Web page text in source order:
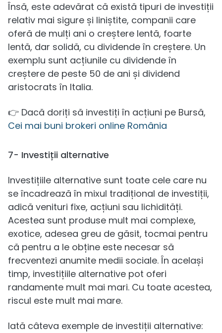
Însă, este adevărat că există tipuri de investiții
relativ mai sigure și liniștite, companii care
oferă de mulți ani o creștere lentă, foarte
lentă, dar solidă, cu dividende în creștere. Un
exemplu sunt acțiunile cu dividende în
creștere de peste 50 de ani și dividend
aristocrats în Italia.
👉 Dacă doriți să investiți în acțiuni pe Bursă,
Cei mai buni brokeri online România
7- Investiții alternative
Investițiile alternative sunt toate cele care nu
se încadrează în mixul tradițional de investiții,
adică venituri fixe, acțiuni sau lichidități.
Acestea sunt produse mult mai complexe,
exotice, adesea greu de găsit, tocmai pentru
că pentru a le obține este necesar să
frecventezi anumite medii sociale. În același
timp, investițiile alternative pot oferi
randamente mult mai mari. Cu toate acestea,
riscul este mult mai mare.
Iată câteva exemple de investiții alternative: